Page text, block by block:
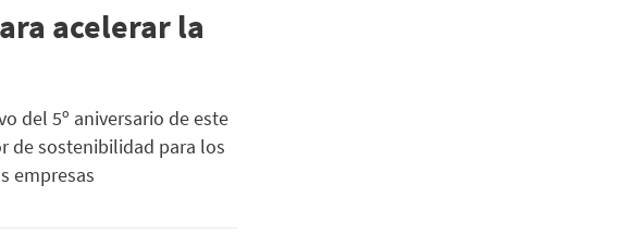
acelerar la
del 5º aniversario de este
de sostenibilidad para los
empresas